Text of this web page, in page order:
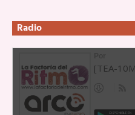
Radio